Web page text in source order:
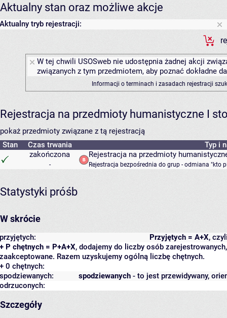
Aktualny stan oraz możliwe akcje
Aktualny tryb rejestracji:
W tej chwili USOSweb nie udostępnia żadnej akcji
związanych z tym przedmiotem, aby poznać dokładne
Informacji o terminach i zasadach rejestracji
Rejestracja na przedmioty humanistyczne I
pokaż przedmioty związane z tą rejestracją
Stan
Czas trwania
Typ i
zakończona
-
Rejestracja na przedmioty
Rejestracja bezpośrednia do grup - odmiana "kto
Statystyki próśb
W skrócie
Przyjętych = A+X,
przyjętych:
+ P chętnych = P+A+X, dodajemy do liczby osób
zaakceptowane. Razem uzyskujemy ogólną liczbę chętnych.
+ 0 chętnych:
spodziewanych - to jest przewidywany,
spodziewanych:
odrzuconych:
Szczegóły